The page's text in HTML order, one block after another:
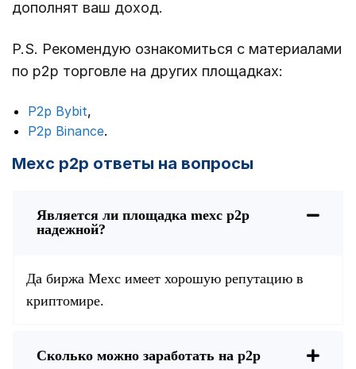
дополнят ваш доход.
P.S. Рекомендую ознакомиться с материалами
по p2p торговле на других площадках:
P2p Bybit,
P2p Binance.
Mexc p2p ответы на вопросы
Является ли площадка mexc p2p
надежной?
Да биржа Mexc имеет хорошую репутацию в
криптомире.
Сколько можно заработать на p2p